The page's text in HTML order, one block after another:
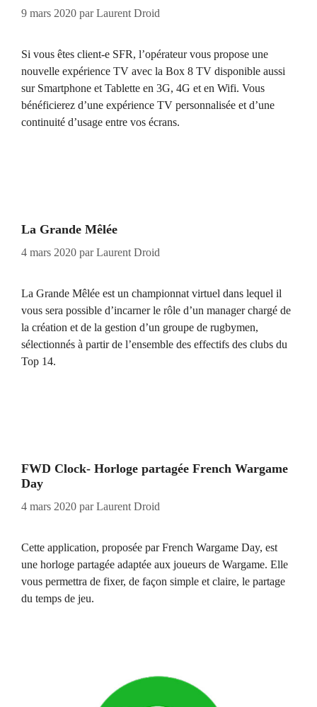
9 mars 2020 parLaurent Droid
Si vous êtes client-e SFR, l’opérateur vous propose une
nouvelle expérience TV avec la Box 8 TV disponible aussi
sur Smartphone et Tablette en 3G, 4G et en Wifi. Vous
bénéficierez d’une expérience TV personnalisée et d’une
continuité d’usage entre vos écrans.
La Grande Mêlée
4 mars 2020 parLaurent Droid
La Grande Mêlée est un championnat virtuel dans lequel il
vous sera possible d’incarner le rôle d’un manager chargé de
la création et de la gestion d’un groupe de rugbymen,
sélectionnés à partir de l’ensemble des effectifs des clubs du
Top 14.
FWD Clock- Horloge partagée French Wargame
Day
4 mars 2020 parLaurent Droid
Cette application, proposée par French Wargame Day, est
une horloge partagée adaptée aux joueurs de Wargame. Elle
vous permettra de fixer, de façon simple et claire, le partage
du temps de jeu.